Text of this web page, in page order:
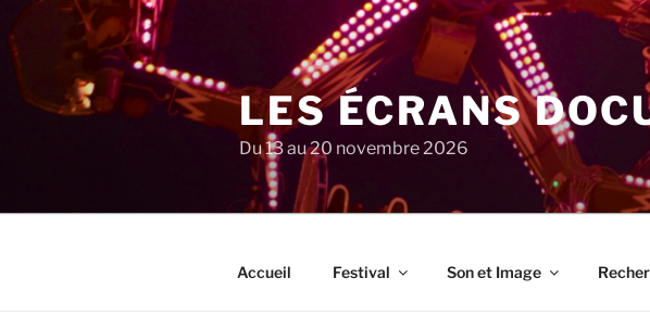
au
contenu
principal
LES ÉCRANS
Du 13 au 20 novembre 2026
Accueil Festival Son et Image